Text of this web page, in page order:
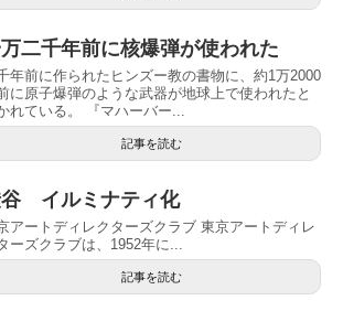
二千年前に核爆弾が使われた
年前に作られたヒンズー教の書物に、約1万2000
に原子爆弾のような武器が地球上で使われたと
れている。 『マハーバー...
記事を読む
イルミナティ化
アートディレクターズクラブ 東京アートディレ
ーズクラブは、1952年に...
記事を読む